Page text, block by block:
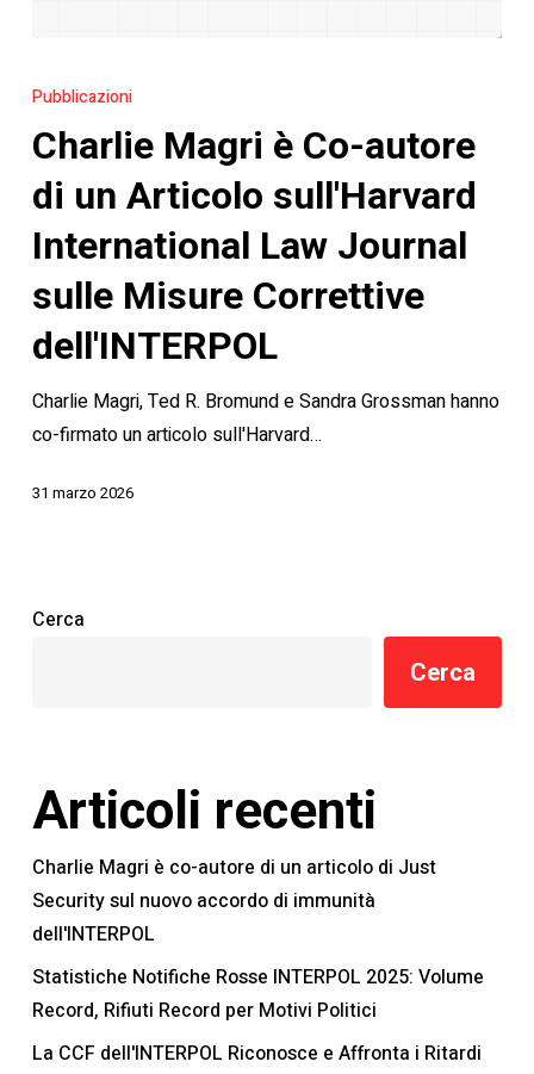
Magri
Co-
autore
un
Articolo
International
Law
Journal
Misure
Pubblicazioni
Charlie Magri è Co-autore
di un Articolo sull'Harvard
International Law Journal
sulle Misure Correttive
dell'INTERPOL
Charlie Magri, Ted R. Bromund e Sandra Grossman hanno
co-firmato un articolo sull'Harvard…
31 marzo 2026
Cerca
Cerca
Articoli recenti
Charlie Magri è co-autore di un articolo di Just
Security sul nuovo accordo di immunità
dell'INTERPOL
Statistiche Notifiche Rosse INTERPOL 2025: Volume
Record, Rifiuti Record per Motivi Politici
La CCF dell'INTERPOL Riconosce e Affronta i Ritardi